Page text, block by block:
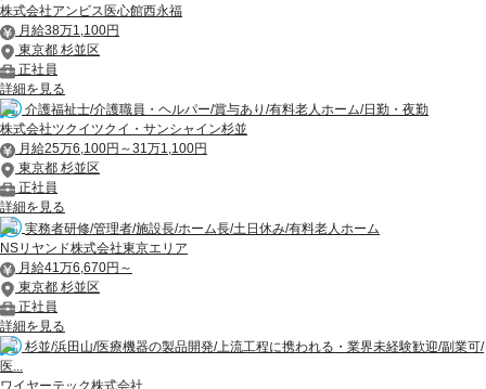
株式会社アンビス医心館西永福
月給38万1,100円
東京都 杉並区
正社員
詳細を見る
介護福祉士/介護職員・ヘルパー/賞与あり/有料老人ホーム/日勤・夜勤
株式会社ツクイツクイ・サンシャイン杉並
月給25万6,100円～31万1,100円
東京都 杉並区
正社員
詳細を見る
実務者研修/管理者/施設長/ホーム長/土日休み/有料老人ホーム
NSリヤンド株式会社東京エリア
月給41万6,670円～
東京都 杉並区
正社員
詳細を見る
杉並/浜田山/医療機器の製品開発/上流工程に携われる・業界未経験歓迎/副業可/
医...